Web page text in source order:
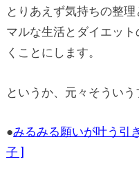
とりあえず気持ちの整
マルな生活とダイエッ
くことにします。
というか、元々そういう
●みるみる願いが叶う引
子 ]